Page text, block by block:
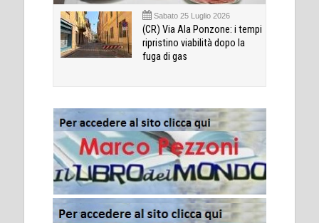
Sabato 25 Luglio 2026
(CR) Via Ala Ponzone: i tempi
ripristino viabilità dopo la
fuga di gas